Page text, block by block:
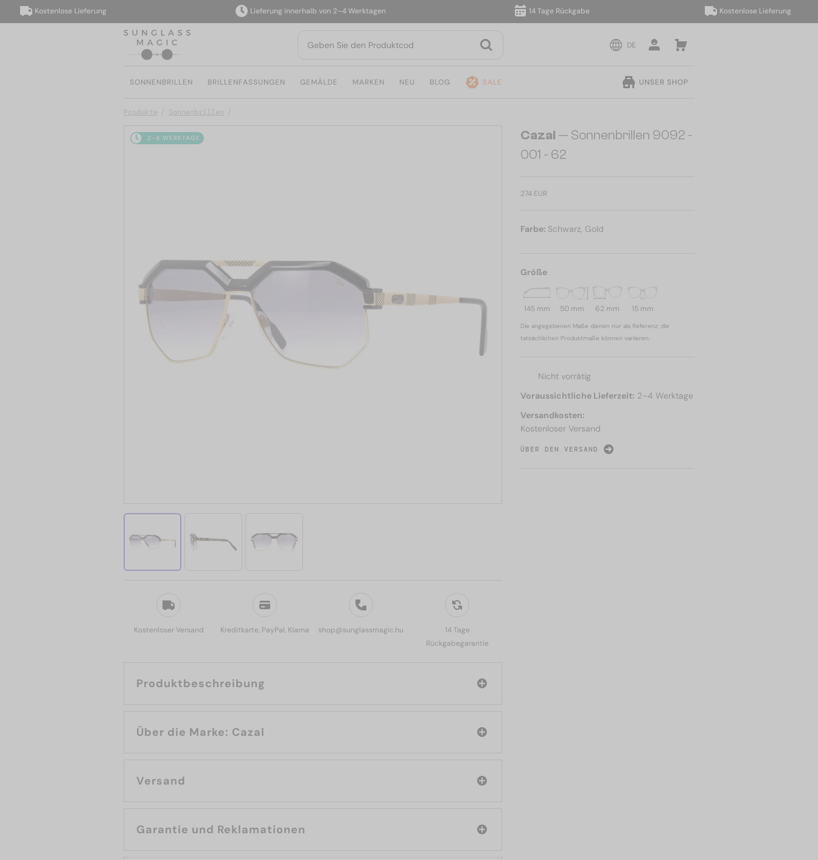
Kostenlose Lieferung Lieferung innerhalb von 2–4 Werktagen 14 Tage Rückgabe Kostenlose Lieferung
DE
SONNENBRILLEN BRILLENFASSUNGEN GEMÄLDE MARKEN NEU BLOG SALE UNSER SHOP
Produkte Sonnenbrillen
2-4 WERKTAGE
Kostenloser Versand Kreditkarte, PayPal, Klarna shop@sunglassmagic.hu
14 Tage
Rückgabegarantie
Produktbeschreibung
Über die Marke: Cazal
Versand
Garantie und Reklamationen
Cazal — Sonnenbrillen 9092 -
001 - 62
274 EUR
Farbe: Schwarz, Gold
Größe
145 mm 50 mm 62 mm 15 mm
Die angegebenen Maße dienen nur als Referenz; die
tatsächlichen Produktmaße können variieren.
Nicht vorrätig
Voraussichtliche Lieferzeit: 2–4 Werktage
Versandkosten:
Kostenloser Versand
ÜBER DEN VERSAND